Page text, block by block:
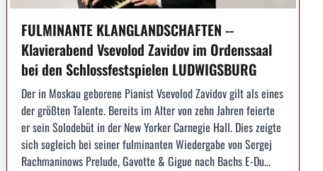
FULMINANTE KLANGLANDSCHAFTEN --
Klavierabend Vsevolod Zavidov im Ordenssaal
bei den Schlossfestspielen LUDWIGSBURG
Der in Moskau geborene Pianist Vsevolod Zavidov gilt als eines
der größten Talente. Bereits im Alter von zehn Jahren feierte
er sein Solodebüt in der New Yorker Carnegie Hall. Dies zeigte
sich sogleich bei seiner fulminanten Wiedergabe von Sergej
Rachmaninows Prelude, Gavotte & Gigue nach Bachs E-Du...